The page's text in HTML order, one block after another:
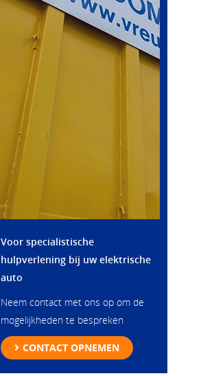
Voor specialistische
hulpverlening bij uw elektrische
auto
Neem contact met ons op om de
mogelijkheden te bespreken
CONTACT OPNEMEN